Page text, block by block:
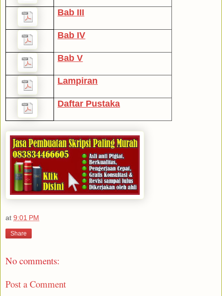
Bab III
Bab IV
Bab V
Lampiran
Daftar Pustaka
at 9:01 PM
Share
No comments:
Post a Comment